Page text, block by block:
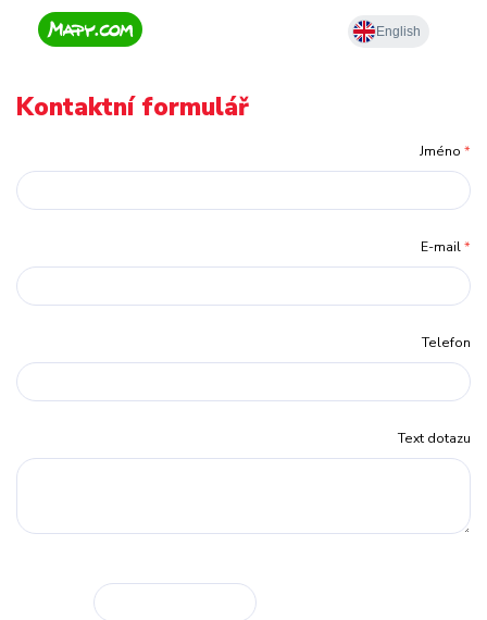
Kontaktní formulář
Jméno *
E-mail*
Telefon
Text dotazu